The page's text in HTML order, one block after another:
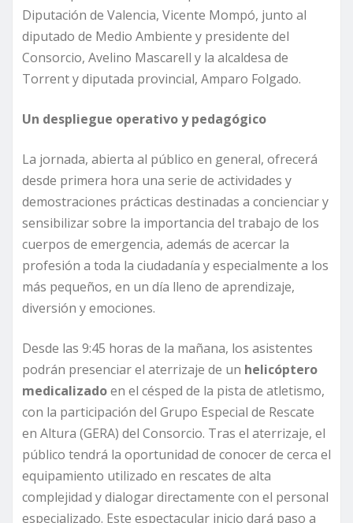
Diputación de Valencia, Vicente Mompó, junto al
diputado de Medio Ambiente y presidente del
Consorcio, Avelino Mascarell y la alcaldesa de
Torrent y diputada provincial, Amparo Folgado.
Un despliegue operativo y pedagógico
La jornada, abierta al público en general, ofrecerá
desde primera hora una serie de actividades y
demostraciones prácticas destinadas a concienciar y
sensibilizar sobre la importancia del trabajo de los
cuerpos de emergencia, además de acercar la
profesión a toda la ciudadanía y especialmente a los
más pequeños, en un día lleno de aprendizaje,
diversión y emociones.
Desde las 9:45 horas de la mañana, los asistentes
podrán presenciar el aterrizaje de un helicóptero
medicalizadoen el césped de la pista de atletismo,
con la participación del Grupo Especial de Rescate
en Altura (GERA) del Consorcio. Tras el aterrizaje, el
público tendrá la oportunidad de conocer de cerca el
equipamiento utilizado en rescates de alta
complejidad y dialogar directamente con el personal
especializado. Este espectacular inicio dará paso a